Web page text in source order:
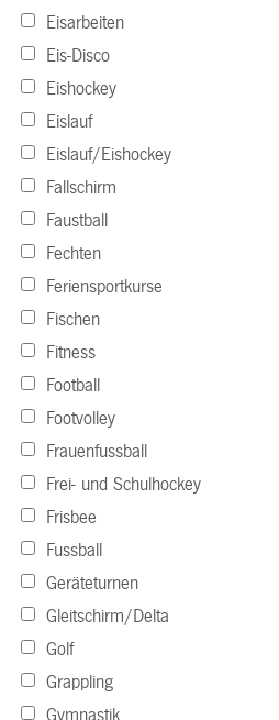
Eisarbeiten
Eis-Disco
Eishockey
Eislauf
Eislauf/Eishockey
Fallschirm
Faustball
Fechten
Feriensportkurse
Fischen
Fitness
Football
Footvolley
Frauenfussball
Frei- und Schulhockey
Frisbee
Fussball
Geräteturnen
Gleitschirm/Delta
Golf
Grappling
Gymnastik